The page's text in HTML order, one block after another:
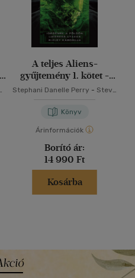
A teljes Aliens-
gyűjtemény 1. kötet -
Díszkiadás
Stephani Danelle Perry - Steve
Könyv
Árinformációk
Borító ár:
14 990 Ft
Kosárba